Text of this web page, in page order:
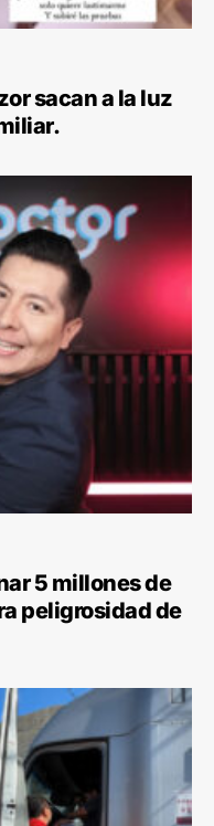
sacan a la luz
5 millones de
peligrosidad de